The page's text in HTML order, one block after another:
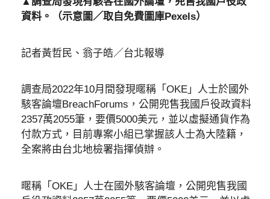
資料。（示意圖／取自免費圖庫Pexels）
記者黃哲民、翁子皓／台北報導
調查局2022年10月間發現暱稱「OKE」人士於國外
駭客論壇BreachForums，公開兜售我國戶役政資料
2357萬2055筆，要價5000美元，並以虛擬通貨作為
付款方式，目前專案小組已掌握該人士為大陸籍，
全案將由台北地檢署指揮偵辦。
暱稱「OKE」人士在國外駭客論壇，公開兜售我國